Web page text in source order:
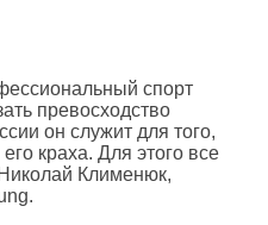
спорт
превосходство
он служит для того,
краха. Для этого все
Клименюк,
.